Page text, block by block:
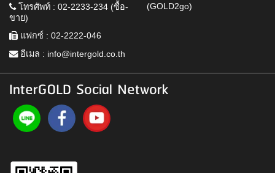
โทรศัพท์ : 02-2233-234 (ซื้อ-
ขาย)
แฟกซ์ : 02-2222-046
อีเมล : info@intergold.co.th
(GOLD2go)
InterGOLD Social Network